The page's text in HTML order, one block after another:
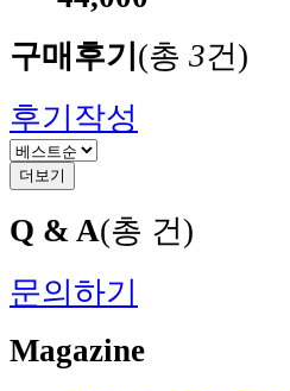
구매후기 (총 3건)
후기작성
더보기
Q & A(총 건)
문의하기
Magazine